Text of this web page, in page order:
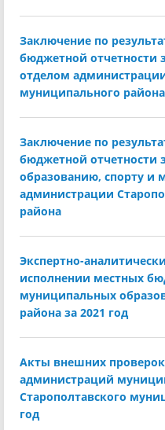
Заключение по
бюджетной отчетности
отделом
муниципального района
Заключение по
бюджетной отчетности
образованию, спорту и
администрации
района
Экспертно-
исполнении местных
муниципальных
района за 2021 год
Акты внешних
администраций
Старополтавского
год